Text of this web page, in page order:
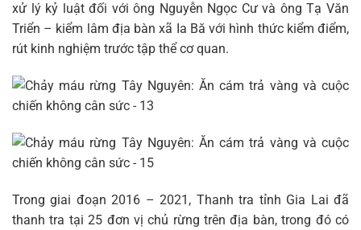
xử lý kỷ luật đối với ông Nguyễn Ngọc Cư và ông Tạ Văn
Triển – kiểm lâm địa bàn xã Ia Bă với hình thức kiểm điểm,
rút kinh nghiệm trước tập thể cơ quan.
Trong giai đoạn 2016 – 2021, Thanh tra tỉnh Gia Lai đã
thanh tra tại 25 đơn vị chủ rừng trên địa bàn, trong đó có